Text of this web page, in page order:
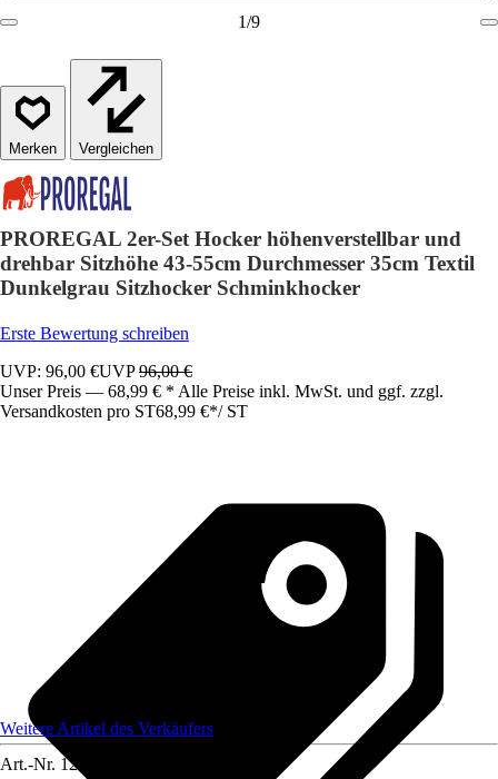
1/9
Vergleichen
PROREGAL 2er-Set Hocker höhenverstellbar und
drehbar Sitzhöhe 43-55cm Durchmesser 35cm Textil
Dunkelgrau Sitzhocker Schminkhocker
Erste Bewertung schreiben
UVP: 96,00 €UVP96,00 €
Unser Preis — 68,99 € * Alle Preise inkl. MwSt. und ggf. zzgl.
Versandkosten pro ST68,99 €*/ ST
Weitere Artikel des Verkäufers
Art.-Nr. 12585090